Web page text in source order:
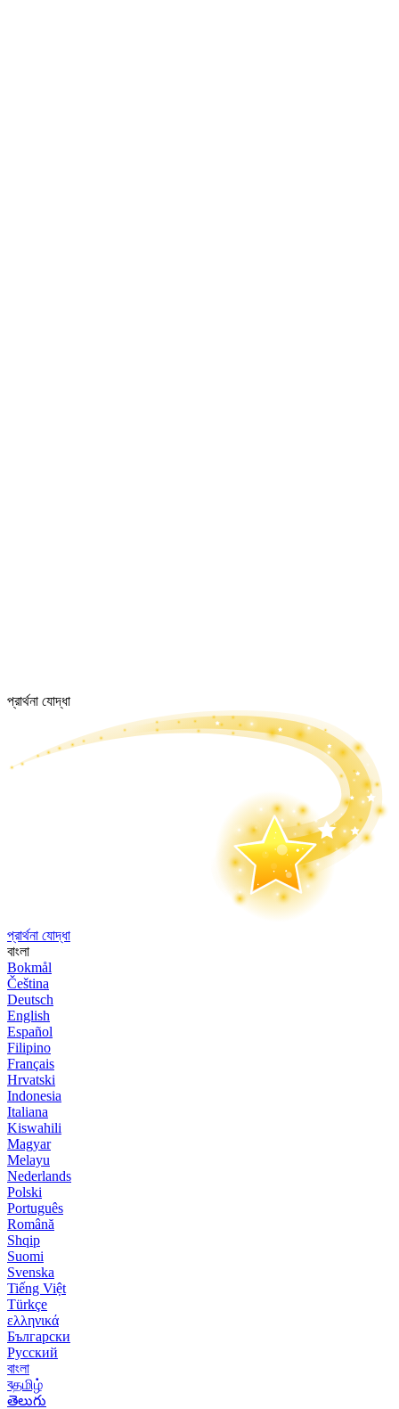
প্রার্থনা যোদ্ধা
প্রার্থনা যোদ্ধা
বাংলা
Bokmål
Čeština
Deutsch
English
Español
Filipino
Français
Hrvatski
Indonesia
Italiana
Kiswahili
Magyar
Melayu
Nederlands
Polski
Português
Română
Shqip
Suomi
Svenska
Tiếng Việt
Türkçe
ελληνικά
Български
Русский
বাংলা
বதமிழ்
తెలుగు